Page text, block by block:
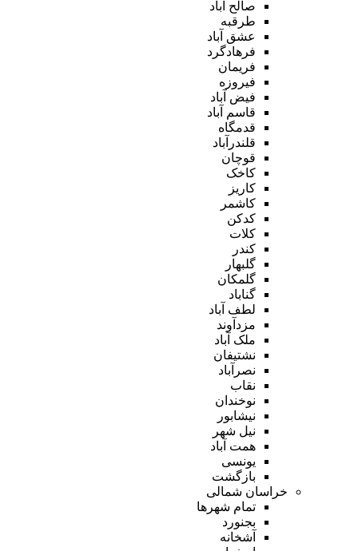
صالح آباد
طرقبه
عشق آباد
فرهادگرد
فریمان
فیروزه
فیض آباد
قاسم آباد
قدمگاه
قلندرآباد
قوچان
کاخک
کاریز
کاشمر
کدکن
کلات
کندر
گلبهار
گلمکان
گناباد
لطف آباد
مزدآوند
ملک آباد
نشتیفان
نصرآباد
نقاب
نوخندان
نیشابور
نیل شهر
همت آباد
یونسی
بازگشت
خراسان شمالی
تمام شهر‌ها
بجنورد
آشخانه